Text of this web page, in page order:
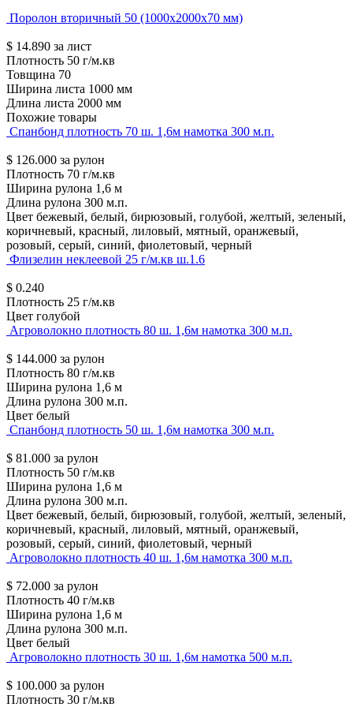
Поролон вторичный 50 (1000х2000х70 мм)
$ 14.890 за лист
Плотность 50 г/м.кв
Товщина 70
Ширина листа 1000 мм
Длина листа 2000 мм
Похожие товары
Спанбонд плотность 70 ш. 1,6м намотка 300 м.п.
$ 126.000 за рулон
Плотность 70 г/м.кв
Ширина рулона 1,6 м
Длина рулона 300 м.п.
Цвет бежевый, белый, бирюзовый, голубой, желтый, зеленый,
коричневый, красный, лиловый, мятный, оранжевый,
розовый, серый, синий, фиолетовый, черный
Флизелин неклеевой 25 г/м.кв ш.1.6
$ 0.240
Плотность 25 г/м.кв
Цвет голубой
Агроволокно плотность 80 ш. 1,6м намотка 300 м.п.
$ 144.000 за рулон
Плотность 80 г/м.кв
Ширина рулона 1,6 м
Длина рулона 300 м.п.
Цвет белый
Спанбонд плотность 50 ш. 1,6м намотка 300 м.п.
$ 81.000 за рулон
Плотность 50 г/м.кв
Ширина рулона 1,6 м
Длина рулона 300 м.п.
Цвет бежевый, белый, бирюзовый, голубой, желтый, зеленый,
коричневый, красный, лиловый, мятный, оранжевый,
розовый, серый, синий, фиолетовый, черный
Агроволокно плотность 40 ш. 1,6м намотка 300 м.п.
$ 72.000 за рулон
Плотность 40 г/м.кв
Ширина рулона 1,6 м
Длина рулона 300 м.п.
Цвет белый
Агроволокно плотность 30 ш. 1,6м намотка 500 м.п.
$ 100.000 за рулон
Плотность 30 г/м.кв